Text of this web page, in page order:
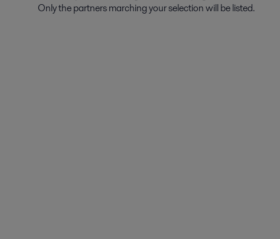
Only the partners marching your selection will be listed.